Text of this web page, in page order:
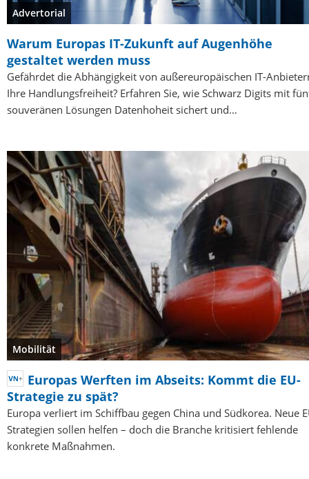
Advertorial
Warum Europas IT-Zukunft auf Augenhöhe
gestaltet werden muss
Gefährdet die Abhängigkeit von außereuropäischen IT-
Ihre Handlungsfreiheit? Erfahren Sie, wie Schwarz Digits mit
souveränen Lösungen Datenhoheit sichert und…
Mobilität
Europas Werften im Abseits: Kommt die EU-
Strategie zu spät?
Europa verliert im Schiffbau gegen China und Südkorea. Neue
Strategien sollen helfen – doch die Branche kritisiert fehlende
konkrete Maßnahmen.